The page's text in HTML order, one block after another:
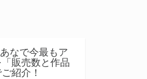
なで今最もア
販売数と作品
紹介！